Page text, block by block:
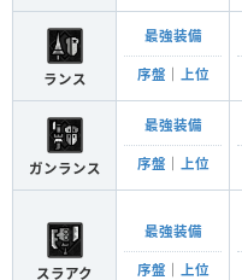
ランス
最強装備
序盤 上位
ガンランス
最強装備
序盤 上位
スラアク
最強装備
序盤 上位